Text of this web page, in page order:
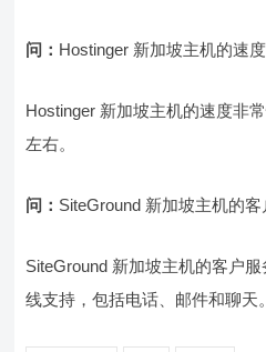
问： Hostinger 新加坡主机的速
Hostinger 新加坡主机的速度非
左右。
问： SiteGround 新加坡主机的客
SiteGround 新加坡主机的客户
线支持，包括电话、邮件和聊天。